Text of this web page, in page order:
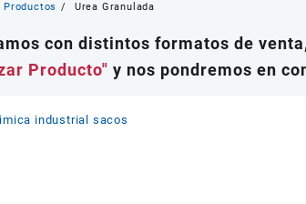
Productos Urea Granulada
con distintos formatos de
Producto" y nos pondremos en